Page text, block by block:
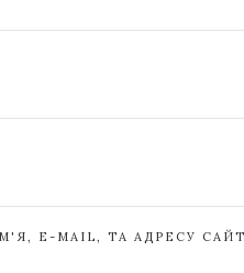
E-MAIL, ТА АДРЕСУ